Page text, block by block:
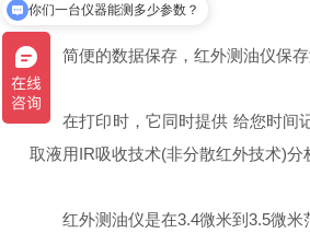
你们一台仪器能测多少参数？
简便的数据保存，红外测油仪保存
在打印时，它同时提供 给您时间记
取液用IR吸收技术(非分散红外技术)分
红外测油仪是在3.4微米到3.5微米